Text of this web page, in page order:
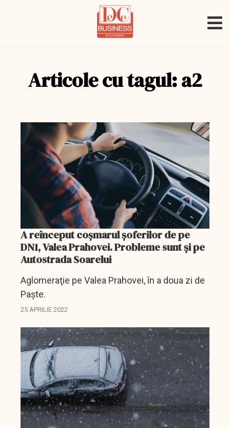
Articole cu tagul: a2
A reînceput coşmarul şoferilor de pe
DN1, Valea Prahovei. Probleme sunt şi pe
Autostrada Soarelui
Aglomeraţie pe Valea Prahovei, în a doua zi de
Paşte.
25 APRILIE 2022